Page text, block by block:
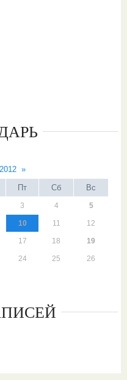
»
Пт Сб Вс
3 4 5
10 11 12
17 18 19
24 25 26